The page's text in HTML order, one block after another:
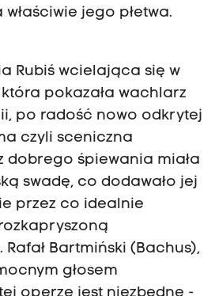
jego płetwa.
Rubiś wcielająca się w
pokazała wachlarz
po radość nowo odkrytej
czyli sceniczna
dobrego śpiewania miała
swadę, co dodawało jej
przez co idealnie
Bartmiński (Bachus),
głosem